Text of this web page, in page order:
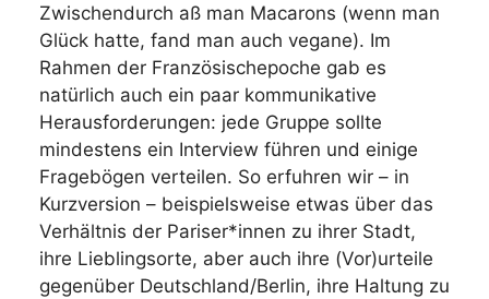
Zwischendurch aß man Macarons (wenn man
Glück hatte, fand man auch vegane). Im
Rahmen der Französischepoche gab es
natürlich auch ein paar kommunikative
Herausforderungen: jede Gruppe sollte
mindestens ein Interview führen und einige
Fragebögen verteilen. So erfuhren wir – in
Kurzversion – beispielsweise etwas über das
Verhältnis der Pariser*innen zu ihrer Stadt,
ihre Lieblingsorte, aber auch ihre (Vor)urteile
gegenüber Deutschland/Berlin, ihre Haltung zu